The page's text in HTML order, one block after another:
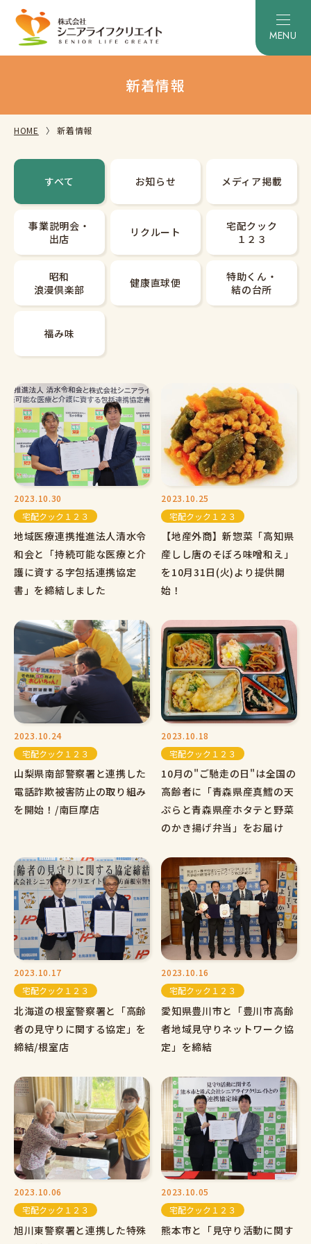
新着情報
HOME 新着情報
すべて お知らせ メディア掲載
事業説明会・
出店
リクルート
宅配クック
１２３
昭和
浪漫倶楽部
健康直球便
特助くん・
結の台所
福み味
2023.10.30
宅配クック１２３
地域医療連携推進法人清水令
和会と「持続可能な医療と介
護に資する字包括連携協定
書」を締結しました
2023.10.25
宅配クック１２３
【地産外商】新惣菜「高知県
産しし唐のそぼろ味噌和え」
を10月31日(火)より提供開
始！
2023.10.24
宅配クック１２３
山梨県南部警察署と連携した
電話詐欺被害防止の取り組み
を開始！/南巨摩店
2023.10.18
宅配クック１２３
10月の"ご馳走の日"は全国の
高齢者に「青森県産真鱈の天
ぷらと青森県産ホタテと野菜
のかき揚げ弁当」をお届け
2023.10.17
宅配クック１２３
北海道の根室警察署と「高齢
者の見守りに関する協定」を
締結/根室店
2023.10.16
宅配クック１２３
愛知県豊川市と「豊川市高齢
者地域見守りネットワーク協
定」を締結
2023.10.06
宅配クック１２３
旭川東警察署と連携した特殊
2023.10.05
宅配クック１２３
熊本市と「見守り活動に関す